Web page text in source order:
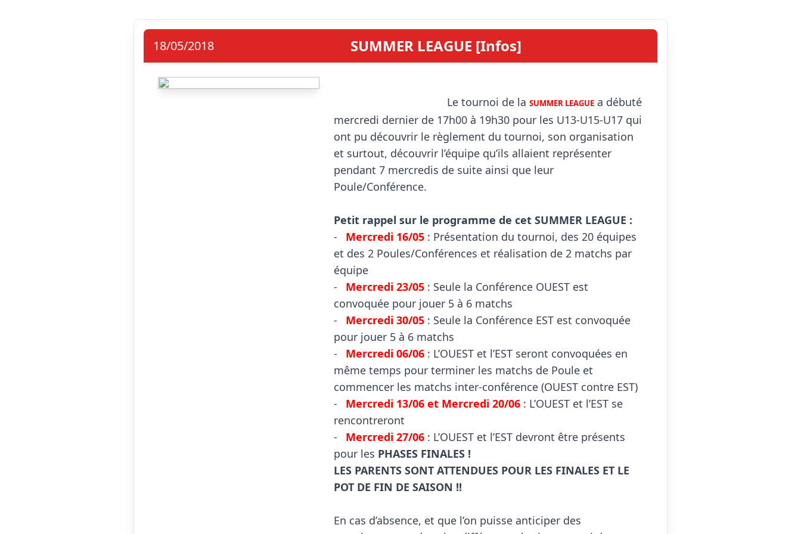
18/05/2018 SUMMER LEAGUE [Infos]
                                      Le tournoi de la
SUMMER LEAGUE a débuté
mercredi dernier de 17h00 à 19h30 pour les U13-U15-U17 qui
ont pu découvrir le règlement du tournoi, son organisation
et surtout, découvrir l’équipe qu’ils allaient représenter
pendant 7 mercredis de suite ainsi que leur
Poule/Conférence.
Petit rappel sur le programme de cet SUMMER LEAGUE :
Mercredi 16/05 : Présentation du tournoi, des 20 équipes
et des 2 Poules/Conférences et réalisation de 2 matchs par
équipe
Mercredi 23/05 : Seule la Conférence OUEST est
convoquée pour jouer 5 à 6 matchs
Mercredi 30/05 : Seule la Conférence EST est convoquée
pour jouer 5 à 6 matchs
Mercredi 06/06 : L’OUEST et l’EST seront convoquées en
même temps pour terminer les matchs de Poule et
commencer les matchs inter-conférence (OUEST contre EST)
Mercredi 13/06 et Mercredi 20/06 : L’OUEST et l’EST se
rencontreront
Mercredi 27/06 : L’OUEST et l’EST devront être présents
pour les PHASES FINALES !
LES PARENTS SONT ATTENDUES POUR LES FINALES ET LE
POT DE FIN DE SAISON !!
En cas d’absence, et que l’on puisse anticiper des